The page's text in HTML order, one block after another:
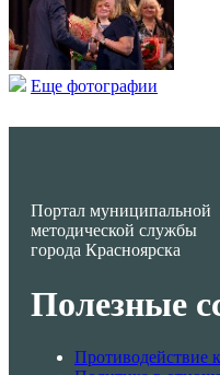
Еще фотографии
Портал муниципальной
методической службы
города Красноярска
Полезные
Противодействие